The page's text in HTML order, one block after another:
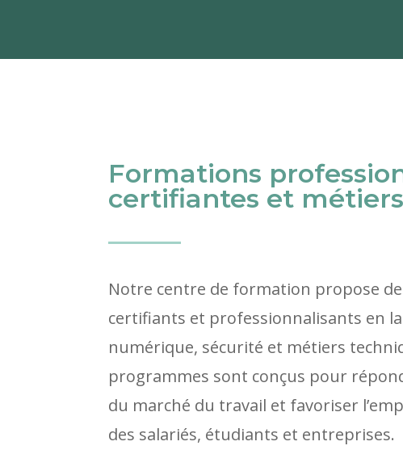
Formations
certifiantes et métiers
Notre centre de formation propose
certifiants et professionnalisants en
numérique, sécurité et métiers
programmes sont conçus pour
du marché du travail et favoriser
des salariés, étudiants et entreprises.